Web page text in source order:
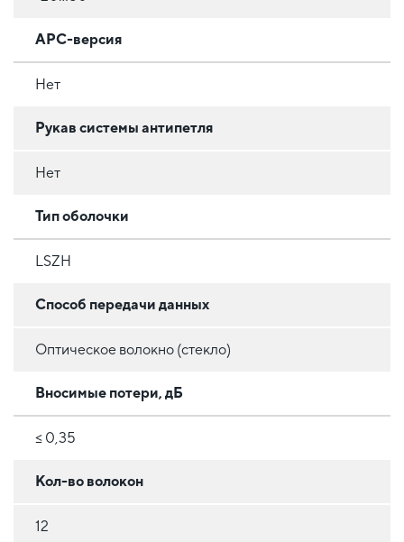
APC-версия
Нет
Рукав системы антипетля
Нет
Тип оболочки
LSZH
Способ передачи данных
Оптическое волокно (стекло)
Вносимые потери, дБ
≤ 0,35
Кол-во волокон
12